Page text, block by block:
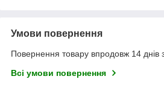
Умови повернення
Повернення товару впродовж 14 днів
Всі умови повернення